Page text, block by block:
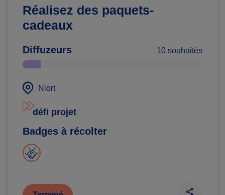
Réalisez des paquets-
cadeaux
Diffuzeurs 10 souhaités
Niort
défi projet
Badges à récolter